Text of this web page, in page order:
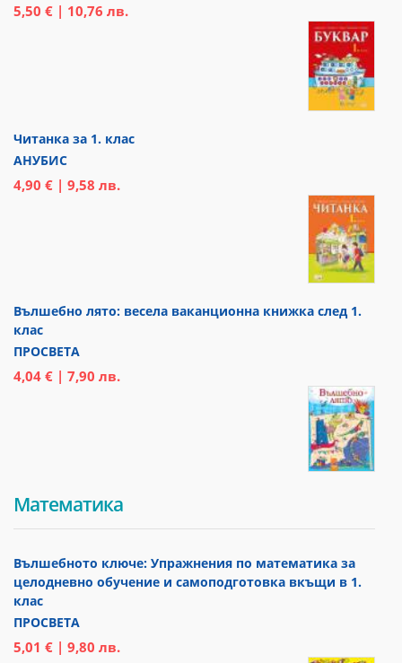
5,50 € | 10,76 лв.
Читанка за 1. клас
АНУБИС
4,90 € | 9,58 лв.
Вълшебно лято: весела ваканционна книжка след 1.
клас
ПРОСВЕТА
4,04 € | 7,90 лв.
Математика
Вълшебното ключе: Упражнения по математика за
целодневно обучение и самоподготовка вкъщи в 1.
клас
ПРОСВЕТА
5,01 € | 9,80 лв.